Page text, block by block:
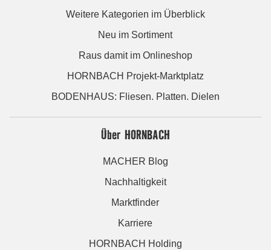
Weitere Kategorien im Überblick
Neu im Sortiment
Raus damit im Onlineshop
HORNBACH Projekt-Marktplatz
BODENHAUS: Fliesen. Platten. Dielen
Über HORNBACH
MACHER Blog
Nachhaltigkeit
Marktfinder
Karriere
HORNBACH Holding